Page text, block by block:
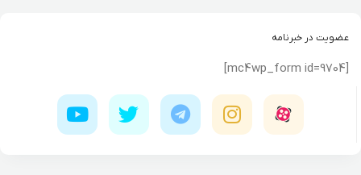
عضویت در خبرنامه
[mc4wp_form id=9704]